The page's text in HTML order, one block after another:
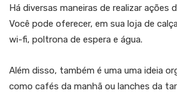
Há diversas maneiras de realizar ações
Você pode oferecer, em sua loja de
wi-fi, poltrona de espera e água.
Além disso, também é uma uma ideia
como cafés da manhã ou lanches da